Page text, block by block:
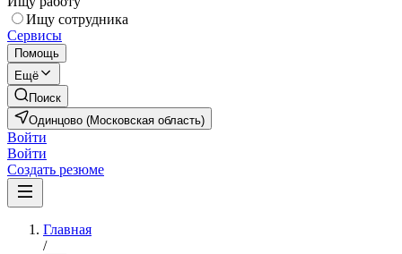
Ищу сотрудника
Сервисы
Помощь
Ещё
Поиск
Одинцово (Московская область)
Войти
Войти
Создать резюме
Главная
/